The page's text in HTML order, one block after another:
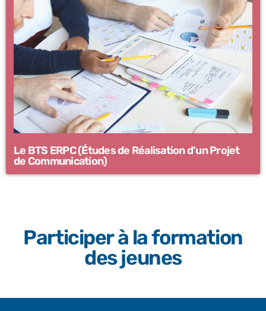
Le BTS ERPC (Études de Réalisation d’un Projet
de Communication)
Participer à la formation
des jeunes